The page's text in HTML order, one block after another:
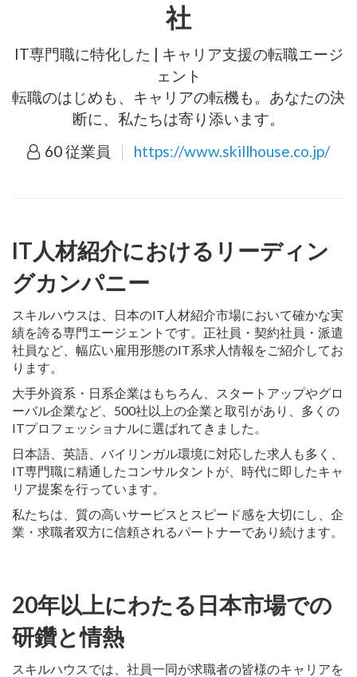
社
IT専門職に特化した | キャリア支援の転職エージ
ェント
転職のはじめも、キャリアの転機も。あなたの決
断に、私たちは寄り添います。
60 従業員
https://www.skillhouse.co.jp/
IT人材紹介におけるリーディン
グカンパニー
スキルハウスは、日本のIT人材紹介市場において確かな実
績を誇る専門エージェントです。正社員・契約社員・派遣
社員など、幅広い雇用形態のIT系求人情報をご紹介してお
ります。
大手外資系・日系企業はもちろん、スタートアップやグロ
ーバル企業など、500社以上の企業と取引があり、多くの
ITプロフェッショナルに選ばれてきました。
日本語、英語、バイリンガル環境に対応した求人も多く、
IT専門職に精通したコンサルタントが、時代に即したキャ
リア提案を行っています。
私たちは、質の高いサービスとスピード感を大切にし、企
業・求職者双方に信頼されるパートナーであり続けます。
20年以上にわたる日本市場での
研鑽と情熱
スキルハウスでは、社員一同が求職者の皆様のキャリアを